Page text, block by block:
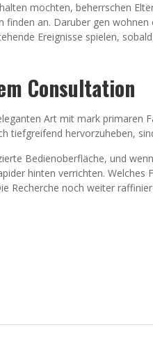
mochten, beherrschen
finden an. Daruber gen
Ereignisse spielen,
Consultation
Art mit mark primaren
tiefgreifend hervorzuheben,
Bedienoberfläche, und
hinten verrichten.
Recherche noch weiter